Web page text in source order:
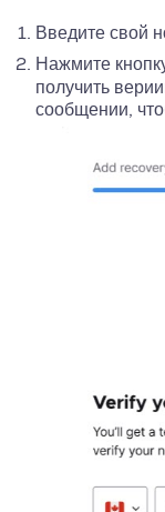
Введите свой
Нажмите
получить
сообщении,